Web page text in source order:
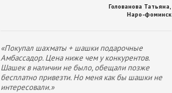
Голованова Татьяна
Наро-фоминск
«Покупал шахматы + шашки подарочные
Амбассадор. Цена ниже чем у конкурентов.
Шашек в наличии не было, обещали позже
бесплатно привезти. Но меня как бы шашки не
интересовали.»